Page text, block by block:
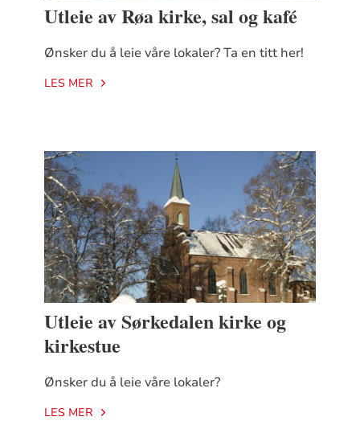
Utleie av Røa kirke, sal og kafé
Ønsker du å leie våre lokaler? Ta en titt her!
LES MER
Utleie av Sørkedalen kirke og
kirkestue
Ønsker du å leie våre lokaler?
LES MER